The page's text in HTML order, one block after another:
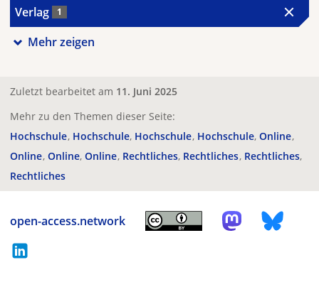
Verlag 1
Mehr zeigen
Zuletzt bearbeitet am 11. Juni 2025
Mehr zu den Themen dieser Seite:
Hochschule Hochschule Hochschule Hochschule Online
Online Online Online Rechtliches Rechtliches Rechtliches
Rechtliches
open-access.network